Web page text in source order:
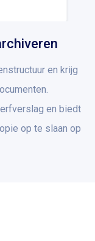
en krijg
en biedt
op te slaan op